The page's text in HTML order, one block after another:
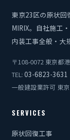
東京23区の原状回
MIRIX。自社施工
内装工事全般・大
〒108-0072 東京都
TEL: 03-6823-3631
一般建設業許可 東
SERVICES
原状回復工事